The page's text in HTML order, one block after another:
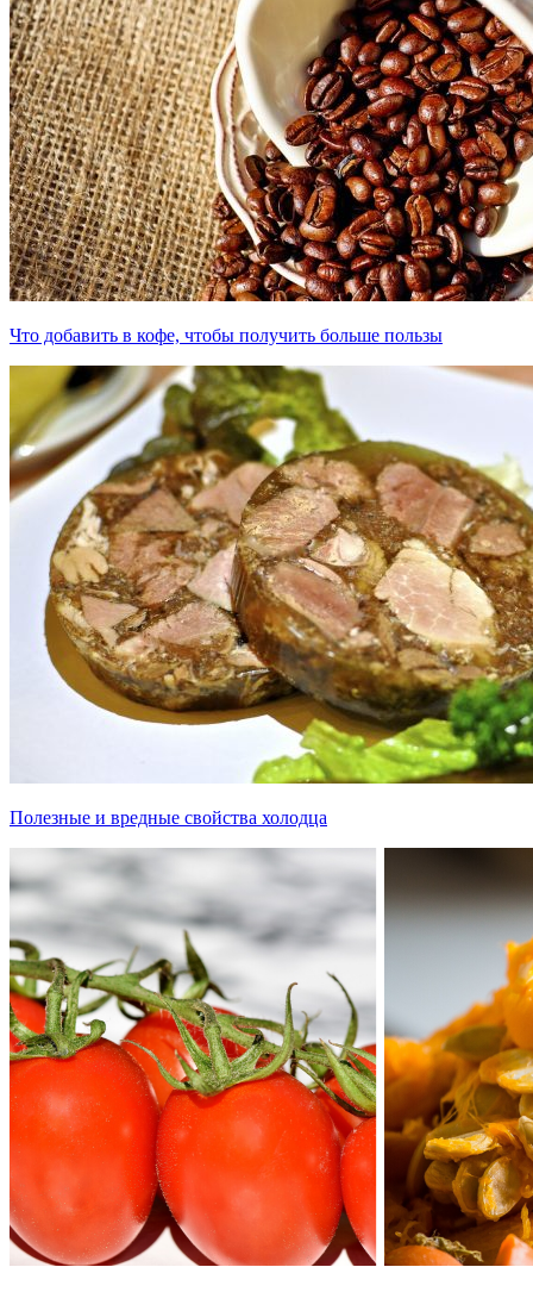
Что добавить в кофе, чтобы получить больше пользы
Полезные и вредные свойства холодца